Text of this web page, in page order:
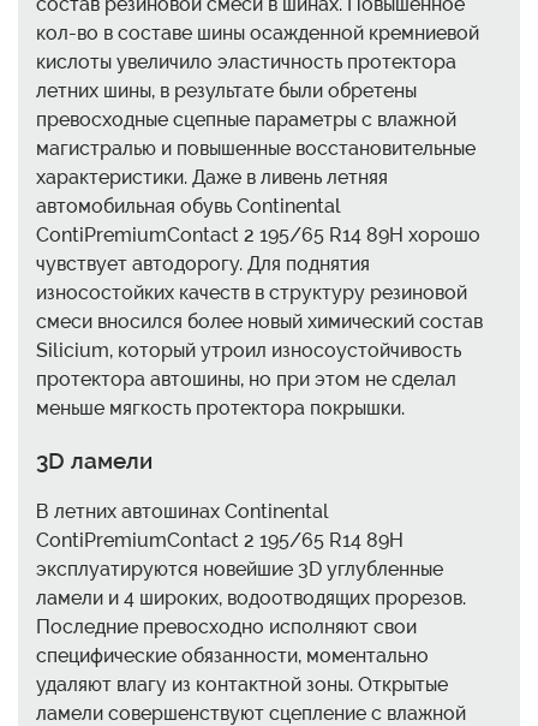
кол-во в составе шины осажденной кремниевой
кислоты увеличило эластичность протектора
летних шины, в результате были обретены
превосходные сцепные параметры с влажной
магистралью и повышенные восстановительные
характеристики. Даже в ливень летняя
автомобильная обувь Continental
ContiPremiumContact 2 195/65 R14 89H хорошо
чувствует автодорогу. Для поднятия
износостойких качеств в структуру резиновой
смеси вносился более новый химический состав
Silicium, который утроил износоустойчивость
протектора автошины, но при этом не сделал
меньше мягкость протектора покрышки.
3D ламели
В летних автошинах Continental
ContiPremiumContact 2 195/65 R14 89H
эксплуатируются новейшие 3D углубленные
ламели и 4 широких, водоотводящих прорезов.
Последние превосходно исполняют свои
специфические обязанности, моментально
удаляют влагу из контактной зоны. Открытые
ламели совершенствуют сцепление с влажной